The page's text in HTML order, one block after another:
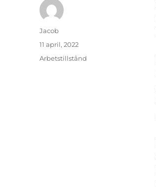
Författare
Jacob
Publicerat
den
11 april, 2022
Kategorier
Arbetstillstånd